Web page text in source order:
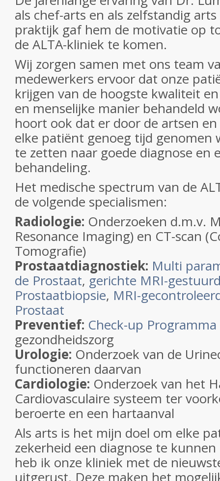
als chef-arts en als zelfstandig
praktijk gaf hem de motivatie op
de ALTA-kliniek te komen.
Wij zorgen samen met ons team
medewerkers ervoor dat onze
krijgen van de hoogste kwaliteit
en menselijke manier behandeld
hoort ook dat er door de artsen
elke patiënt genoeg tijd genomen
te zetten naar goede diagnose en
behandeling.
Het medische spectrum van de
de volgende specialismen:
Radiologie: Onderzoeken d.m.v.
Resonance Imaging) en CT-scan
Tomografie)
Prostaatdiagnostiek: Multi
de Prostaat, gerichte MRI-
Prostaatbiopsie, MRI-
Prostaat
Preventief: Check-up Programma
gezondheidszorg
Urologie: Onderzoek van de
functioneren daarvan
Cardiologie: Onderzoek van het
Cardiovasculaire systeem ter
beroerte en een hartaanval
Als arts is het mijn doel om elke
zekerheid een diagnose te
heb ik onze kliniek met de
uitgerust. Deze maken het